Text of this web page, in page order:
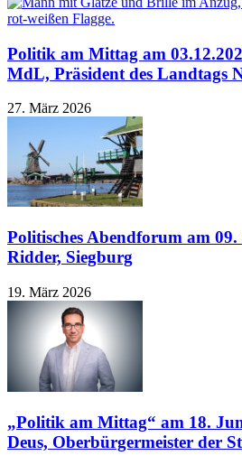
Politik am Mittag am
MdL, Präsident des Landtags
27. März 2026
Politisches Abendforum am
Ridder, Siegburg
19. März 2026
„Politik am Mittag“ am 18.
Deus, Oberbürgermeister der